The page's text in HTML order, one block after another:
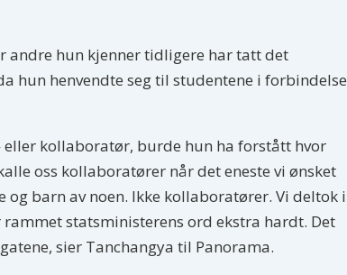
andre hun kjenner tidligere har tatt det
hun henvendte seg til studentene i forbindelse
eller kollaboratør, burde hun ha forstått hvor
oss kollaboratører når det eneste vi ønsket
barn av noen. Ikke kollaboratører. Vi deltok i
statsministerens ord ekstra hardt. Det
sier Tanchangya til Panorama.